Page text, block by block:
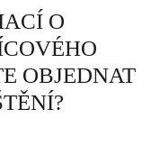
O
OBJEDNAT